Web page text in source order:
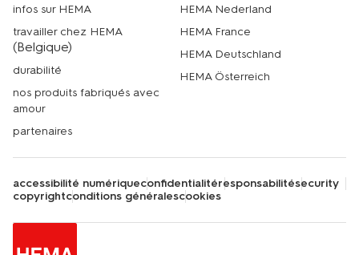
infos sur HEMA
travailler chez HEMA
(Belgique)
durabilité
nos produits fabriqués avec
amour
partenaires
HEMA Nederland
HEMA France
HEMA Deutschland
HEMA Österreich
accessibilité numériqueconfidentialitéresponsabilitésecurity
copyrightconditions généralescookies